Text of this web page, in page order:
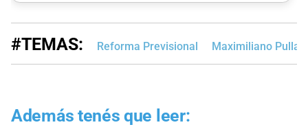
#TEMAS: Reforma Previsional Maximiliano
Además tenés que leer: